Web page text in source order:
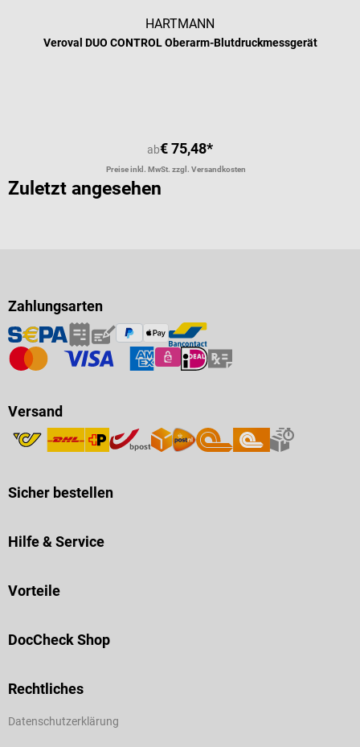
HARTMANN
Veroval DUO CONTROL Oberarm-Blutdruckmessgerät
ab€ 75,48*
Preise inkl. MwSt. zzgl. Versandkosten
Zuletzt angesehen
Zahlungsarten
Versand
Sicher bestellen
Hilfe & Service
Vorteile
DocCheck Shop
Rechtliches
Datenschutzerklärung